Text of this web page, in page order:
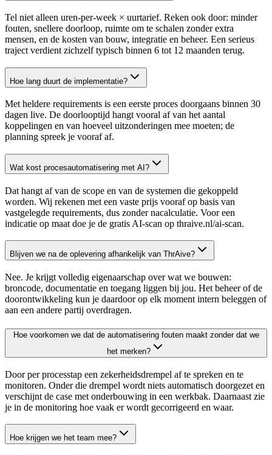
Tel niet alleen uren-per-week × uurtarief. Reken ook door: minder
fouten, snellere doorloop, ruimte om te schalen zonder extra
mensen, en de kosten van bouw, integratie en beheer. Een serieus
traject verdient zichzelf typisch binnen 6 tot 12 maanden terug.
Hoe lang duurt de implementatie?
Met heldere requirements is een eerste proces doorgaans binnen 30
dagen live. De doorlooptijd hangt vooral af van het aantal
koppelingen en van hoeveel uitzonderingen mee moeten; de
planning spreek je vooraf af.
Wat kost procesautomatisering met AI?
Dat hangt af van de scope en van de systemen die gekoppeld
worden. Wij rekenen met een vaste prijs vooraf op basis van
vastgelegde requirements, dus zonder nacalculatie. Voor een
indicatie op maat doe je de gratis AI-scan op thraive.nl/ai-scan.
Blijven we na de oplevering afhankelijk van ThrAive?
Nee. Je krijgt volledig eigenaarschap over wat we bouwen:
broncode, documentatie en toegang liggen bij jou. Het beheer of de
doorontwikkeling kun je daardoor op elk moment intern beleggen of
aan een andere partij overdragen.
Hoe voorkomen we dat de automatisering fouten maakt zonder dat we
het merken?
Door per processtap een zekerheidsdrempel af te spreken en te
monitoren. Onder die drempel wordt niets automatisch doorgezet en
verschijnt de case met onderbouwing in een werkbak. Daarnaast zie
je in de monitoring hoe vaak er wordt gecorrigeerd en waar.
Hoe krijgen we het team mee?